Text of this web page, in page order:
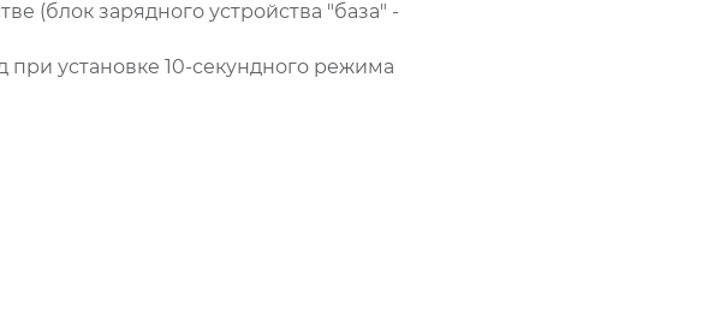
(блок зарядного устройства "база" -
при установке 10-секундного режима